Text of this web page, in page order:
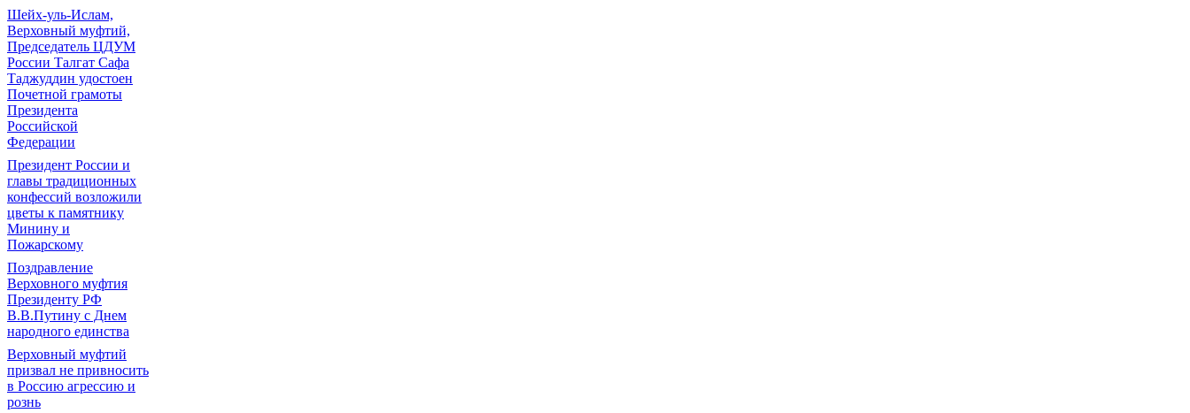
Шейх-уль-Ислам,
Верховный муфтий,
Председатель ЦДУМ
России Талгат Сафа
Таджуддин удостоен
Почетной грамоты
Президента
Российской
Федерации
Президент России и
главы традиционных
конфессий возложили
цветы к памятнику
Минину и
Пожарскому
Поздравление
Верховного муфтия
Президенту РФ
В.В.Путину с Днем
народного единства
Верховный муфтий
призвал не привносить
в Россию агрессию и
рознь